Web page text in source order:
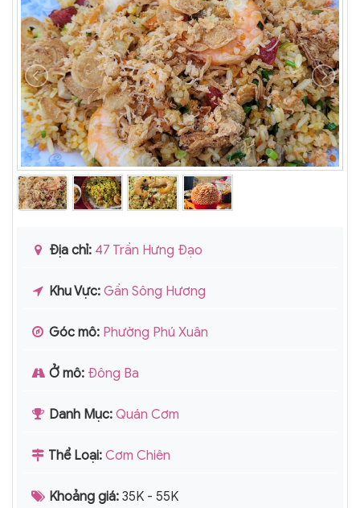
Địa chỉ: 47 Trần Hưng Đạo
Khu Vực: Gần Sông Hương
Góc mô: Phường Phú Xuân
Ở mô: Đông Ba
Danh Mục: Quán Cơm
Thể Loại: Cơm Chiên
Khoảng giá: 35K - 55K